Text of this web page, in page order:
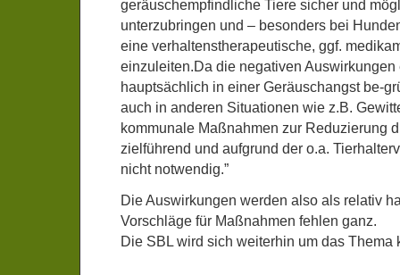
geräuschempfindliche Tiere sicher und
unterzubringen und – besonders bei
eine verhaltenstherapeutische, ggf.
einzuleiten.Da die negativen
hauptsächlich in einer Geräuschangst be-
auch in anderen Situationen wie z.B.
kommunale Maßnahmen zur Reduzierung
zielführend und aufgrund der o.a.
nicht notwendig.”
Die Auswirkungen werden also als relativ
Vorschläge für Maßnahmen fehlen ganz.
Die SBL wird sich weiterhin um das Thema